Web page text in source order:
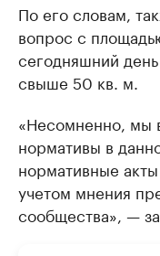
По его словам,
вопрос с
сегодняшний
свыше 50 кв. м.
«Несомненно, мы
нормативы в
нормативные
учетом мнения
сообщества», —